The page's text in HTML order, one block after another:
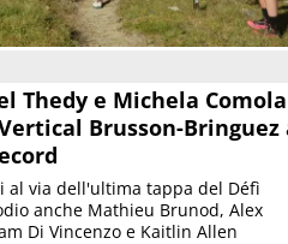
Thedy e Michela Comola
Brusson-Bringuez
al via dell'ultima tappa del Défì
anche Mathieu Brunod, Alex
Di Vincenzo e Kaitlin Allen